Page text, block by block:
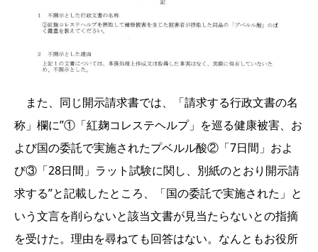
また、同じ開示請求書では、「請求する行政文書の名
称」欄に”①「紅麹コレステヘルプ」を巡る健康被害、お
よび国の委託で実施されたプベルル酸②「7日間」およ
び③「28日間」ラット試験に関し、別紙のとおり開示請
求する”と記載したところ、「国の委託で実施された」と
いう文言を削らないと該当文書が見当たらないとの指摘
を受けた。理由を尋ねても回答はない。なんともお役所